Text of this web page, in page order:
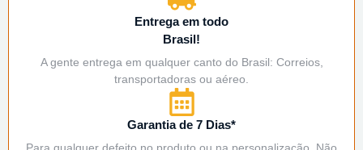
Entrega em todo
Brasil!
A gente entrega em qualquer canto do Brasil: Correios,
transportadoras ou aéreo.
Garantia de 7 Dias*